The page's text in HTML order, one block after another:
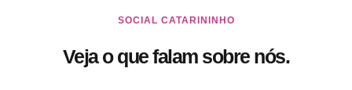
SOCIAL CATARININHO
Veja o que falam sobre nós.